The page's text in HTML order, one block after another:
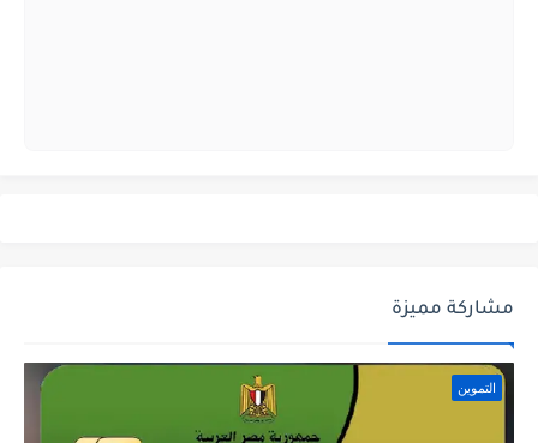
مشاركة مميزة
التموين